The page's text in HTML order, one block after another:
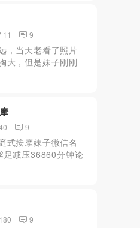
11 9
，当天老看了照片
大，但是妹子刚刚
到130左右，胸/
来，有特殊爱好的
9
式按摩妹子微信名
足减压36860分钟论
底是不是有玩的地
180 9